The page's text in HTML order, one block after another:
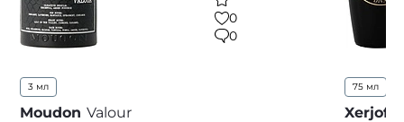
0
0
3 мл
Moudon Valour
75 мл
Xerjoff